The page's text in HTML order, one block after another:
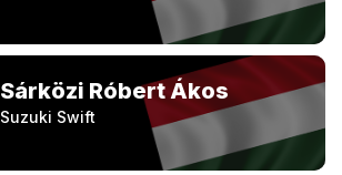
Sárközi Róbert Ákos
Suzuki Swift